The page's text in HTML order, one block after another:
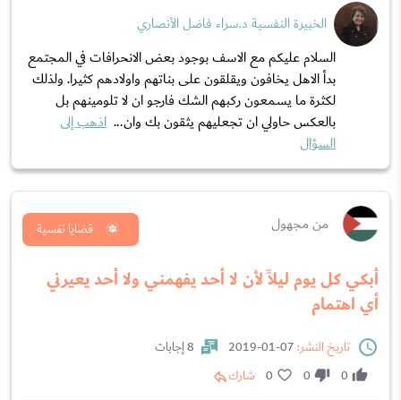
الخبيرة النفسية د.سراء فاضل الأنصاري
السلام عليكم مع الاسف بوجود بعض الانحرافات في المجتمع
بدأ الاهل يخافون ويقلقون على بناتهم واولادهم كثيرا. ولذلك
لكثرة ما يسمعون ركبهم الشك فارجو ان لا تلومينهم بل
بالعكس حاولي ان تجعليهم يثقون بك وان... اذهب إلى
السؤال
من مجهول
أبكي كل يوم ليلاً لأن لا أحد يفهمني ولا أحد يعيرني
أي اهتمام
قضايا نفسية
تاريخ النشر:
8 إجابات
0
0
0 شارك